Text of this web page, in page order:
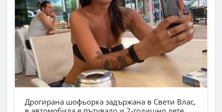
Дрогирана шофьорка задържана в Свети Влас,